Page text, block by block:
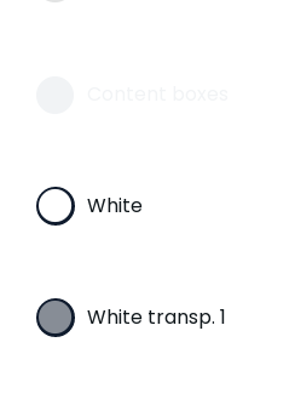
White
White transp. 1